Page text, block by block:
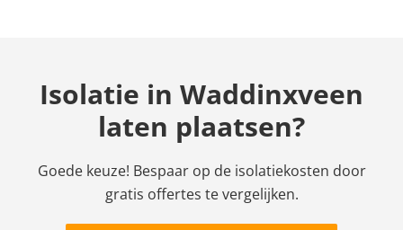
Isolatie in Waddinxveen
laten plaatsen?
Goede keuze! Bespaar op de isolatiekosten door
gratis offertes te vergelijken.